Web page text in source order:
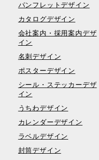
パンフレットデザイン
カタログデザイン
会社案内・採用案内デザ
イン
名刺デザイン
ポスターデザイン
シール・ステッカーデザ
イン
うちわデザイン
カレンダーデザイン
ラベルデザイン
封筒デザイン